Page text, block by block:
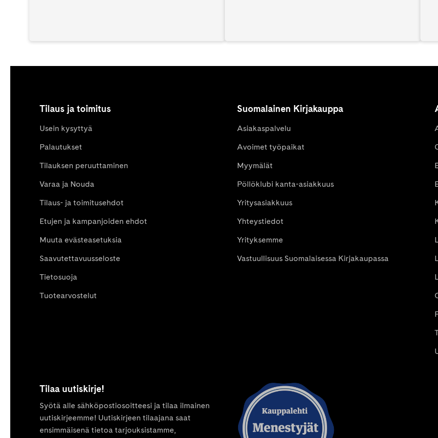
Tilaus ja toimitus
Usein kysyttyä
Palautukset
Tilauksen peruuttaminen
Varaa ja Nouda
Tilaus- ja toimitusehdot
Etujen ja kampanjoiden ehdot
Muuta evästeasetuksia
Saavutettavuusseloste
Tietosuoja
Tuotearvostelut
Suomalainen Kirjakauppa
Asiakaspalvelu
Avoimet työpaikat
Myymälät
Pöllöklubi kanta-asiakkuus
Yritysasiakkuus
Yhteystiedot
Yrityksemme
Vastuullisuus Suomalaisessa Kirjakaupassa
Tilaa uutiskirje!
Syötä alle sähköpostiosoitteesi ja tilaa ilmainen
uutiskirjeemme! Uutiskirjeen tilaajana saat
ensimmäisenä tietoa tarjouksistamme,